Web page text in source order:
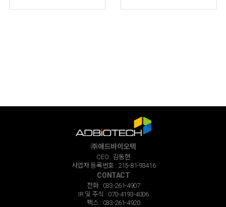
㈜애드바이오텍
CEO : 김동현
사업자 등록번호 : 215-81-93416
CONTACT
전화 : 033-261-4907
IR 및 주식 : 070-4193-4006
팩스 : 033-261-4920